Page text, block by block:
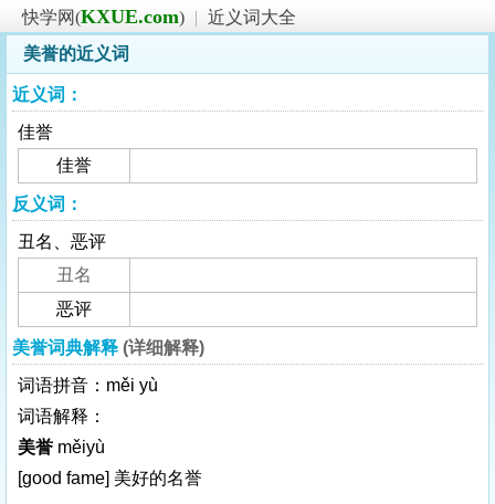
快学网(KXUE.com) | 近义词大全
美誉的近义词
近义词：
佳誉
佳誉
反义词：
丑名、恶评
丑名
恶评
美誉词典解释 (详细解释)
词语拼音：měi yù
词语解释：
美誉 měiyù
[good fame] 美好的名誉